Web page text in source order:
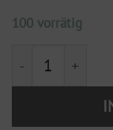
100 vorrätig
Klappkarte,